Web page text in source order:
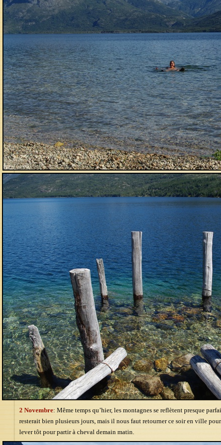
2 Novembre: Même temps qu’hier, les montagnes se reflètent presque
resterait bien plusieurs jours, mais il nous faut retourner ce soir en ville
lever tôt pour partir à cheval demain matin.